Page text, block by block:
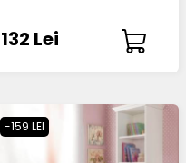
132 Lei
-159 LEI